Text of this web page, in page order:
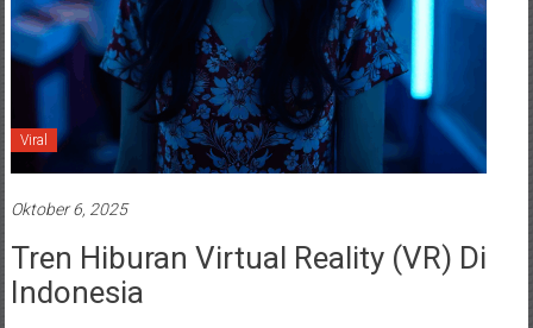
Viral
Oktober 6, 2025
Tren Hiburan Virtual Reality (VR) Di
Indonesia